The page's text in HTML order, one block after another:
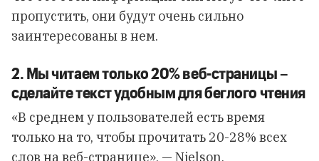
пропустить, они будут очень сильно
заинтересованы в нем.
2. Мы читаем только 20% веб-страницы –
сделайте текст удобным для беглого чтения
«В среднем у пользователей есть время
только на то, чтобы прочитать 20-28% всех
слов на веб-странице», — Nielson.